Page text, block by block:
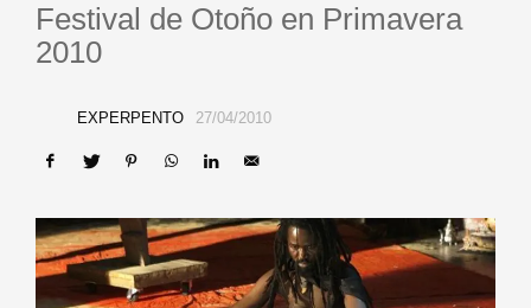
Festival de Otoño en Primavera
2010
EXPERPENTO 27/04/2010